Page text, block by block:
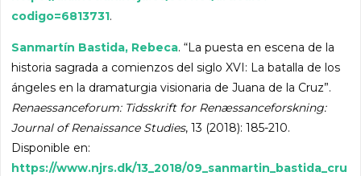
codigo=6813731.
Sanmartín Bastida, Rebeca. “La puesta en escena de la
historia sagrada a comienzos del siglo XVI: La batalla de los
ángeles en la dramaturgia visionaria de Juana de la Cruz”.
Renaessanceforum: Tidsskrift for Renæssanceforskning:
Journal of Renaissance Studies, 13 (2018): 185-210.
Disponible en:
https://www.njrs.dk/13_2018/09_sanmartin_bastida_cru